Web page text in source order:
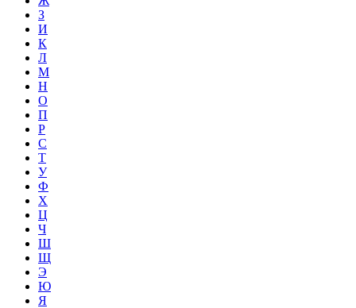
З
И
К
Л
М
Н
О
П
Р
С
Т
У
Ф
Х
Ц
Ч
Ш
Щ
Э
Ю
Я